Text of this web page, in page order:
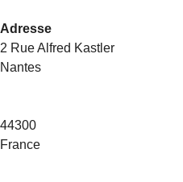
Adresse
2 Rue Alfred Kastler
Nantes
44300
France